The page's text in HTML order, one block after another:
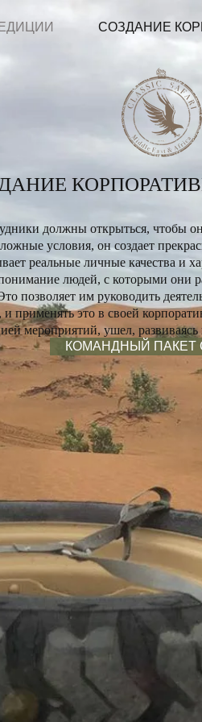
СОЗДАНИЕ
КОМАНДНЫЙ ПАКЕТ
должны открыться, чтобы
условия, он создает
реальные личные качества и
людей, с которыми они
позволяет им руководить
применять это в своей
мероприятий, ушел, развиваясь